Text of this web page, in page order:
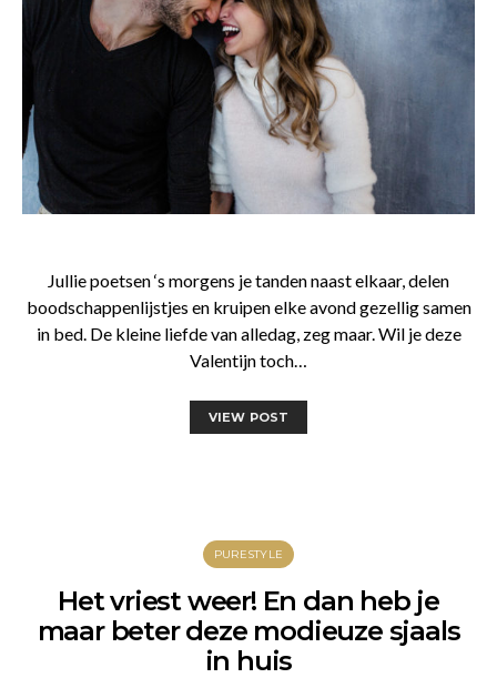
Jullie poetsen ‘s morgens je tanden naast elkaar, delen
boodschappenlijstjes en kruipen elke avond gezellig samen
in bed. De kleine liefde van alledag, zeg maar. Wil je deze
Valentijn toch…
VIEW POST
PURESTYLE
Het vriest weer! En dan heb je
maar beter deze modieuze sjaals
in huis